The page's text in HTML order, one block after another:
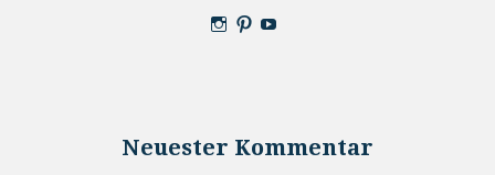
Neuester Kommentar